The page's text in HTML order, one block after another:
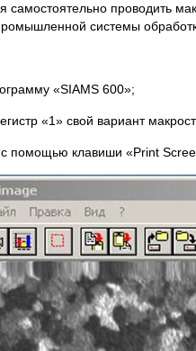
самостоятельно проводить
системы
«SIAMS 600»;
«1» свой вариант
с помощью клавиши «Print